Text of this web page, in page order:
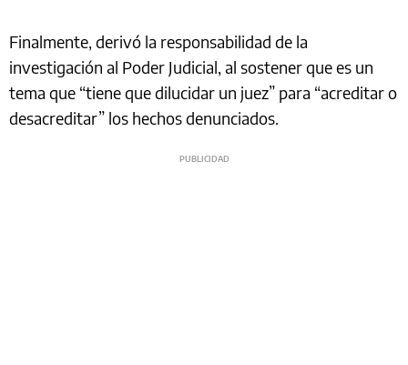
Finalmente, derivó la responsabilidad de la
investigación al Poder Judicial, al sostener que es un
tema que “tiene que dilucidar un juez” para “acreditar o
desacreditar” los hechos denunciados.